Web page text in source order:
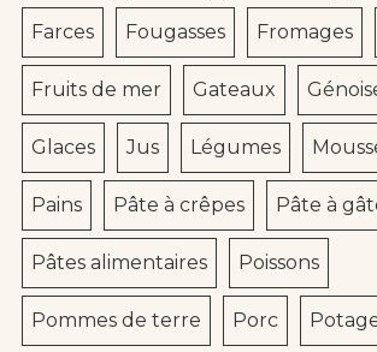
Farces Fougasses Fromages
Fruits de mer Gateaux
Glaces Jus Légumes
Pains Pâte à crêpes Pâte à
Pâtes alimentaires Poissons
Pommes de terre Porc